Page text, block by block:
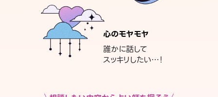
心のモヤモヤ
誰かに話して
スッキリしたい…！